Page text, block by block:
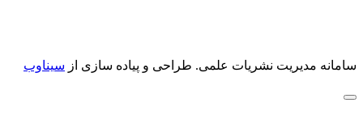
سامانه مدیریت نشریات علمی. طراحی و پیاده سازی از سیناوب